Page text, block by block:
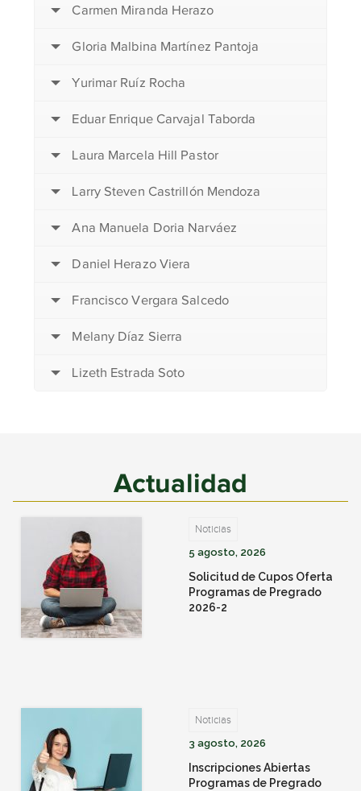
Carmen Miranda Herazo
Gloria Malbina Martínez Pantoja
Yurimar Ruíz Rocha
Eduar Enrique Carvajal Taborda
Laura Marcela Hill Pastor
Larry Steven Castrillón Mendoza
Ana Manuela Doria Narváez
Daniel Herazo Viera
Francisco Vergara Salcedo
Melany Díaz Sierra
Lizeth Estrada Soto
Actualidad
Noticias
5 agosto, 2026
Solicitud de Cupos Oferta
Programas de Pregrado
2026-2
Noticias
3 agosto, 2026
Inscripciones Abiertas
Programas de Pregrado